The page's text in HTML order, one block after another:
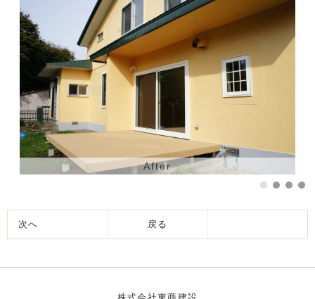
After
次へ 戻る